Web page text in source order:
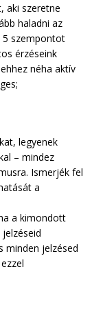
aki szeretne
haladni az
5 szempontot
érzéseink
néha aktív
legyenek
– mindez
Ismerjék fel
a
a kimondott
minden jelzésed